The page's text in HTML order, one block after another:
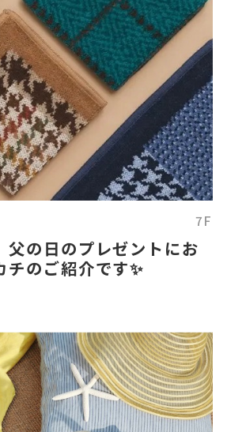
7F
父の日のプレゼントにお
のご紹介です✨